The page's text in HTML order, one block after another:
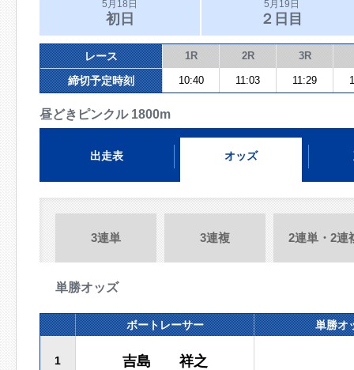
5月18日
初日
5月19日
２日目
レース 1R 2R 3R
締切予定時刻 10:40 11:03 11:29
昼どきピンクル 1800m
出走表 オッズ
3連単 3連複 2連単・2連
単勝オッズ
ボートレーサー 単勝オ
1 吉島 祥之